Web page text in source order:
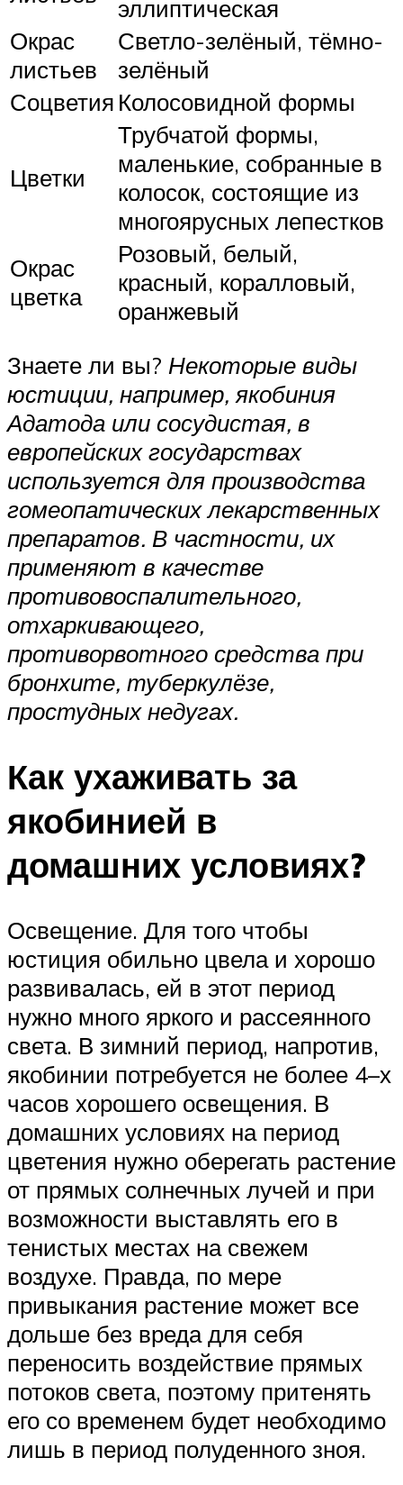
эллиптическая
Окрас
листьев
Светло-зелёный, тёмно-
зелёный
Соцветия Колосовидной формы
Цветки
Трубчатой формы,
маленькие, собранные в
колосок, состоящие из
многоярусных лепестков
Окрас
цветка
Розовый, белый,
красный, коралловый,
оранжевый
Знаете ли вы? Некоторые виды
юстиции, например, якобиния
Адатода или сосудистая, в
европейских государствах
используется для производства
гомеопатических лекарственных
препаратов. В частности, их
применяют в качестве
противовоспалительного,
отхаркивающего,
противорвотного средства при
бронхите, туберкулёзе,
простудных недугах.
Как ухаживать за
якобинией в
домашних условиях?
Освещение. Для того чтобы
юстиция обильно цвела и хорошо
развивалась, ей в этот период
нужно много яркого и рассеянного
света. В зимний период, напротив,
якобинии потребуется не более 4–х
часов хорошего освещения. В
домашних условиях на период
цветения нужно оберегать растение
от прямых солнечных лучей и при
возможности выставлять его в
тенистых местах на свежем
воздухе. Правда, по мере
привыкания растение может все
дольше без вреда для себя
переносить воздействие прямых
потоков света, поэтому притенять
его со временем будет необходимо
лишь в период полуденного зноя.